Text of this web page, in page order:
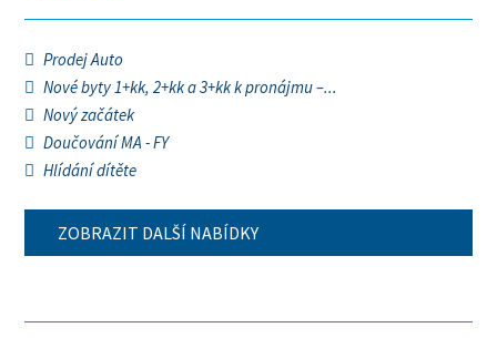
Prodej Auto
Nové byty 1+kk, 2+kk a 3+kk k pronájmu –...
Nový začátek
Doučování MA - FY
Hlídání dítěte
ZOBRAZIT DALŠÍ NABÍDKY